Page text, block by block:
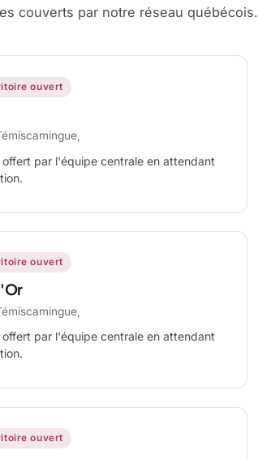
couverts par notre réseau québécois.
ouvert
offert par l'équipe centrale en attendant
ouvert
offert par l'équipe centrale en attendant
ouvert